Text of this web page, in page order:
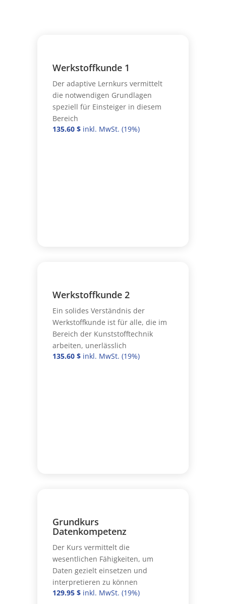
Werkstoffkunde 1
Der adaptive Lernkurs vermittelt
die notwendigen Grundlagen
speziell für Einsteiger in diesem
Bereich
135.60 $
Werkstoffkunde 2
Ein solides Verständnis der
Werkstoffkunde ist für alle, die im
Bereich der Kunststofftechnik
arbeiten, unerlässlich
135.60 $
Grundkurs
Datenkompetenz
Der Kurs vermittelt die
wesentlichen Fähigkeiten, um
Daten gezielt einsetzen und
interpretieren zu können
129.95 $